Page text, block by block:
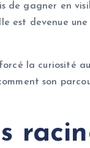
de gagner en
est devenue
la curiosité
son